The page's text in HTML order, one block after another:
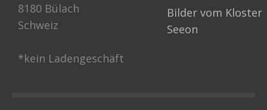
8180 Bülach
Schweiz
*kein Ladengeschäft
Bilder vom Kloster
Seeon